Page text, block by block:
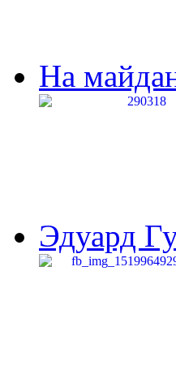
На
Эдуард